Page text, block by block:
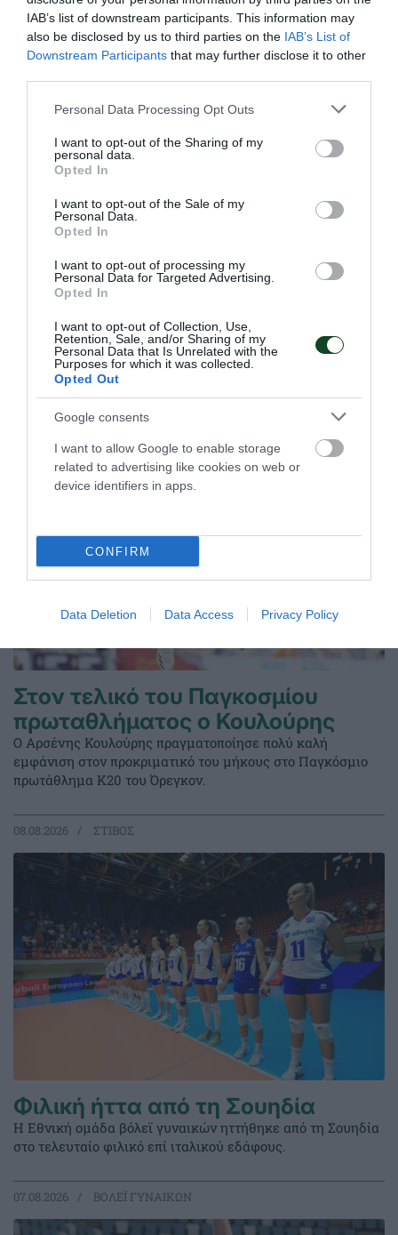
IAB’s list of downstream participants. This information may
also be disclosed by us to third parties on the IAB’s List of
Downstream Participants that may further disclose it to other
Please note that this website/app uses one or more Google
not limited to your visit or usage behaviour. You may click to
grant or deny consent to Google and its third-party tags to
use your data for below specified purposes in below Google
consent section.
Personal Data Processing Opt Outs
I want to opt-out of the Sharing of my
personal data.
Opted In
I want to opt-out of the Sale of my
Personal Data.
Opted In
I want to opt-out of processing my
Personal Data for Targeted Advertising.
Opted In
I want to opt-out of Collection, Use,
Retention, Sale, and/or Sharing of my
Personal Data that Is Unrelated with the
Purposes for which it was collected.
Opted Out
Google consents
I want to allow Google to enable storage
related to advertising like cookies on web or
device identifiers in apps.
CONFIRM
Data Deletion Data Access Privacy Policy
Πάλεψε η Εθνική με κορυφαίο τον
Η Εθνική ομάδα μπάσκετ με αμαξίδιο ηττήθηκε από τη
Λιθουανία.
30.06.2026 ΜΠΑΣΚΕΤ ΜΕ ΑΜΑΞΙΔΙΟ
ΤΕΛΕΥΤΑΙΑ ΝΕΑ
Στον τελικό του Παγκοσμίου
πρωταθλήματος ο Κουλούρης
Ο Αρσένης Κουλούρης πραγματοποίησε πολύ καλή
εμφάνιση στον προκριματικό του μήκους στο Παγκόσμιο
πρωτάθλημα Κ20 του Όρεγκον.
08.08.2026 ΣΤΙΒΟΣ
Φιλική ήττα από τη Σουηδία
Η Εθνική ομάδα βόλεϊ γυναικών ηττήθηκε από τη Σουηδία
στο τελευταίο φιλικό επί ιταλικού εδάφους.
07.08.2026 ΒΟΛΕΪ ΓΥΝΑΙΚΩΝ